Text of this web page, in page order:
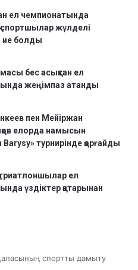
ел чемпионатында
спортшылар жүлделі
ие болды
бес асықтан ел
жеңімпаз атанды
пен Мейіржан
елорда намысын
турнирінде қорғайды
ел
үздіктер қатарынан
спортты дамыту